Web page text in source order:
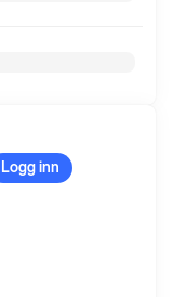
Logg inn